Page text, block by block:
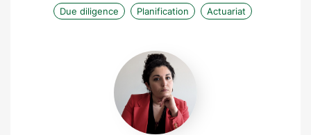
Due diligence Planification Actuariat
Oriane
Cohen